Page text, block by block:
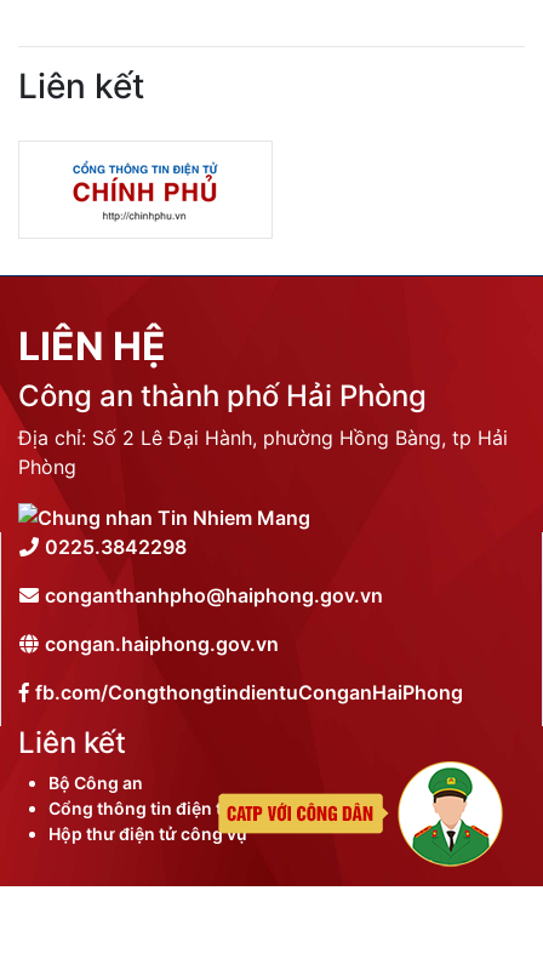
Liên kết
LIÊN HỆ
Công an thành phố Hải Phòng
Địa chỉ: Số 2 Lê Đại Hành, phường Hồng Bàng, tp Hải
Phòng
0225.3842298
conganthanhpho@haiphong.gov.vn
congan.haiphong.gov.vn
fb.com/CongthongtindientuConganHaiPhong
Liên kết
Bộ Công an
Cổng thông tin điện tử thành phố
Hộp thư điện tử công vụ